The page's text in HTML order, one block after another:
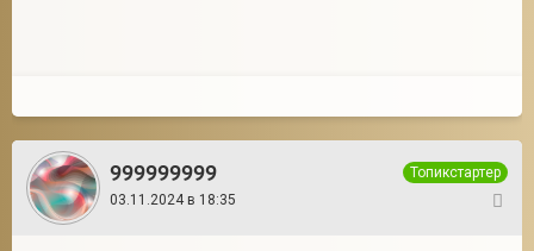
999999999
Топикстартер
03.11.2024 в 18:35